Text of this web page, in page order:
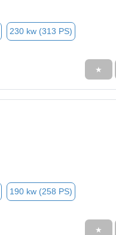
230 kw (313 PS)
★
190 kw (258 PS)
★